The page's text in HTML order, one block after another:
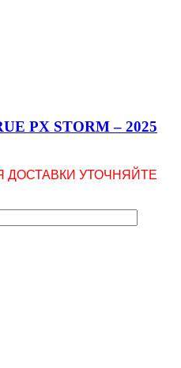
PX STORM – 2025
ДОСТАВКИ УТОЧНЯЙТЕ